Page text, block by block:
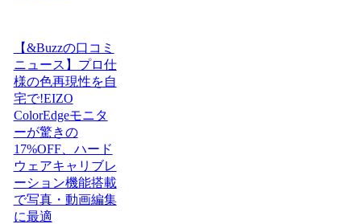
【&Buzzの口コミ
ニュース】プロ仕
様の色再現性を自
宅で!EIZO
ColorEdgeモニタ
ーが驚きの
17%OFF、ハード
ウェアキャリブレ
ーション機能搭載
で写真・動画編集
に最適